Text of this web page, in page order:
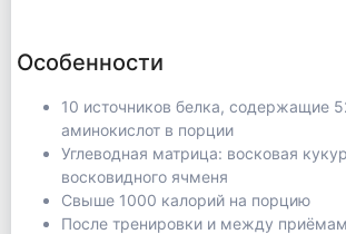
Особенности
10 источников белка, содержащие
аминокислот в порции
Углеводная матрица: восковая
восковидного ячменя
Свыше 1000 калорий на порцию
После тренировки и между